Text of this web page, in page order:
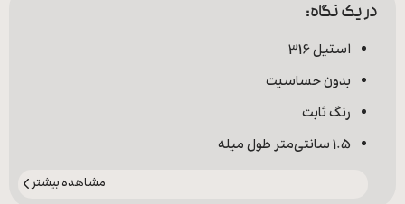
در یک نگاه:
استیل 316
بدون حساسیت
رنگ ثابت
1.5 سانتی‌متر طول میله
مشاهده بیشتر